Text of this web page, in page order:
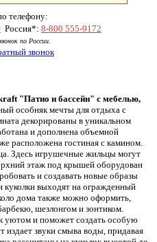
телефону:
Россия*: 8-800 555-9172
по России.
звонок
"Патио и бассейн" с мебелью,
особняк мечты для отдыха с
декорированы в уникальном
и дополнена объемной
расположена гостиная с камином.
Здесь игрушечные жильцы могут
этаж под крышей оборудован
и создавать новые образы
выходят на огражденный
дома также можно оформить,
шезлонгом и зонтиком.
уютом и поможет создать особую
звуки смыва воды, придавая